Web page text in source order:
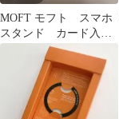
MOFT モフト スマホ
スタンド カード入
れ 定期入れ マグネ